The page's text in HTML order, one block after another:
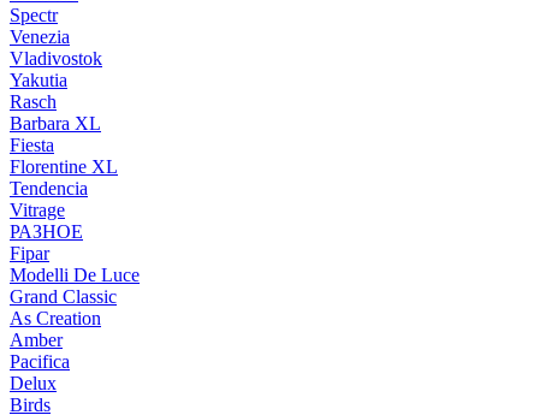
Spectr
Venezia
Vladivostok
Yakutia
Rasch
Barbara XL
Fiesta
Florentine XL
Tendencia
Vitrage
РАЗНОЕ
Fipar
Modelli De Luce
Grand Classic
As Creation
Amber
Pacifica
Delux
Birds